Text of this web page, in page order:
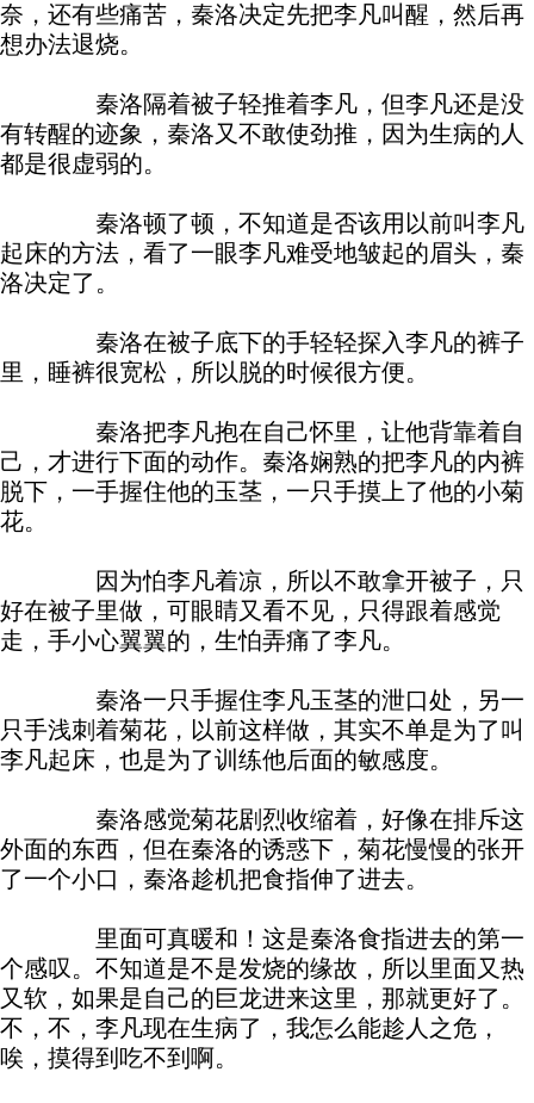
奈，还有些痛苦，秦洛决定先把李凡叫醒，然后再
想办法退烧。
秦洛隔着被子轻推着李凡，但李凡还是没
有转醒的迹象，秦洛又不敢使劲推，因为生病的人
都是很虚弱的。
秦洛顿了顿，不知道是否该用以前叫李凡
起床的方法，看了一眼李凡难受地皱起的眉头，秦
洛决定了。
秦洛在被子底下的手轻轻探入李凡的裤子
里，睡裤很宽松，所以脱的时候很方便。
秦洛把李凡抱在自己怀里，让他背靠着自
己，才进行下面的动作。秦洛娴熟的把李凡的内裤
脱下，一手握住他的玉茎，一只手摸上了他的小菊
花。
因为怕李凡着凉，所以不敢拿开被子，只
好在被子里做，可眼睛又看不见，只得跟着感觉
走，手小心翼翼的，生怕弄痛了李凡。
秦洛一只手握住李凡玉茎的泄口处，另一
只手浅刺着菊花，以前这样做，其实不单是为了叫
李凡起床，也是为了训练他后面的敏感度。
秦洛感觉菊花剧烈收缩着，好像在排斥这
外面的东西，但在秦洛的诱惑下，菊花慢慢的张开
了一个小口，秦洛趁机把食指伸了进去。
里面可真暖和！这是秦洛食指进去的第一
个感叹。不知道是不是发烧的缘故，所以里面又热
又软，如果是自己的巨龙进来这里，那就更好了。
不，不，李凡现在生病了，我怎么能趁人之危，
唉，摸得到吃不到啊。